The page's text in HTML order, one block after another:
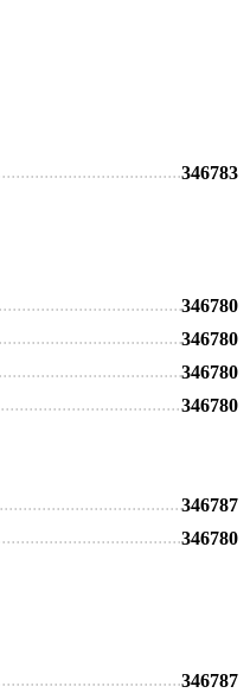
346783
346780
346780
346780
346780
346787
346780
346787